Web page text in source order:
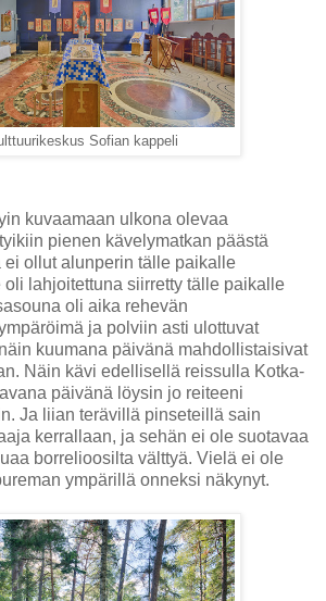
Sofian kappeli
kuvaamaan ulkona olevaa
pienen kävelymatkan päästä
ei ollut alunperin tälle paikalle
oli lahjoitettuna siirretty tälle paikalle
oli aika rehevän
ja polviin asti ulottuvat
kuumana päivänä mahdollistaisivat
Näin kävi edellisellä reissulla Kotka-
päivänä löysin jo reiteeni
Ja liian terävillä pinseteillä sain
kerrallaan, ja sehän ei ole suotavaa
borrelioosilta välttyä. Vielä ei ole
ympärillä onneksi näkynyt.